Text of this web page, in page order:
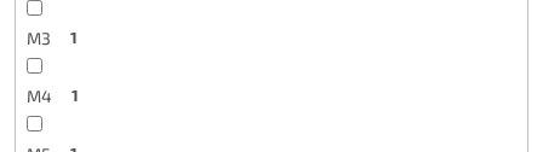
M3 1
M4 1